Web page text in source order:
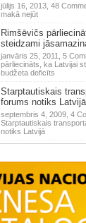
jūlijs 16, 2013, 48
makā nejūt
Rimšēvičs
steidzami
janvāris 25, 2011, 5
pārliecināts, ka Latvijai
budžeta deficīts
Starptautiskais
forums notiks Latvijā
septembris 4, 2009, 4
Starptautiskais
notiks Latvijā